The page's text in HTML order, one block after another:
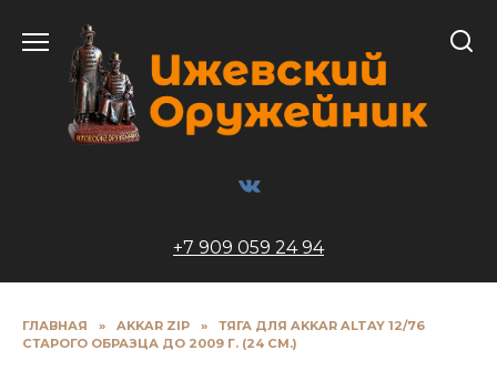
содержанию
+7 909 059 24 94
ГЛАВНАЯ » AKKAR ZIP »
ТЯГА ДЛЯ AKKAR ALTAY 12/76
СТАРОГО ОБРАЗЦА ДО 2009 Г. (24 СМ.)